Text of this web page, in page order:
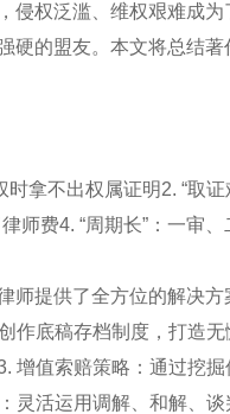
侵权泛滥、维权艰难成
硬的盟友。本文将总结
拿不出权属证明2. “取
师费4. “周期长”：一审
师提供了全方位的解决方
作底稿存档制度，打造
增值索赔策略：通过挖
灵活运用调解、和解、